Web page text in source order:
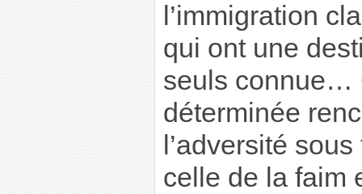
l’immigration
qui ont une
seuls connue…
déterminée
l’adversité
celle de la faim